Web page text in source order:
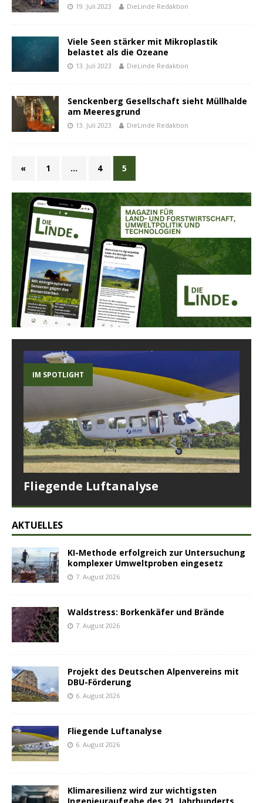
19. Juli 2023 DieLinde Redaktion
Viele Seen stärker mit Mikroplastik
belastet als die Ozeane
13. Juli 2023 DieLinde Redaktion
Senckenberg Gesellschaft sieht Müllhalde
am Meeresgrund
13. Juli 2023 DieLinde Redaktion
« 1 … 4 5
IM SPOTLIGHT
Fliegende Luftanalyse
AKTUELLES
KI-Methode erfolgreich zur Untersuchung
komplexer Umweltproben eingesetz
7. August 2026
Waldstress: Borkenkäfer und Brände
7. August 2026
Projekt des Deutschen Alpenvereins mit
DBU-Förderung
6. August 2026
Fliegende Luftanalyse
6. August 2026
Klimaresilienz wird zur wichtigsten
Ingenieuraufgabe des 21. Jahrhunderts